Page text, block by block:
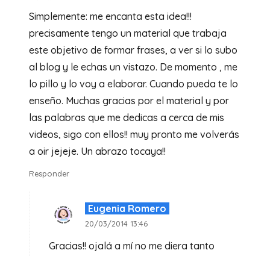
Simplemente: me encanta esta idea!!!
precisamente tengo un material que trabaja
este objetivo de formar frases, a ver si lo subo
al blog y le echas un vistazo. De momento , me
lo pillo y lo voy a elaborar. Cuando pueda te lo
enseño. Muchas gracias por el material y por
las palabras que me dedicas a cerca de mis
videos, sigo con ellos!! muy pronto me volverás
a oir jejeje. Un abrazo tocaya!!
Responder
Eugenia Romero
20/03/2014 13:46
Gracias!! ojalá a mí no me diera tanto